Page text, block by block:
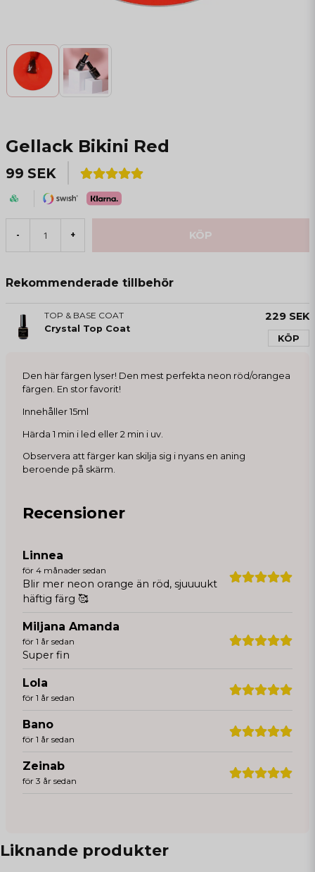
Gellack Bikini Red
99 SEK
- + KÖP
Rekommenderade tillbehör
TOP & BASE COAT
Crystal Top Coat
229 SEK
KÖP
Den här färgen lyser! Den mest perfekta neon röd/orangea
färgen. En stor favorit!
Innehåller 15ml
Härda 1 min i led eller 2 min i uv.
Observera att färger kan skilja sig i nyans en aning
beroende på skärm.
Recensioner
Linnea
för 4 månader sedan
Blir mer neon orange än röd, sjuuuukt
häftig färg 🥰
Miljana Amanda
för 1 år sedan
Super fin
Lola
för 1 år sedan
Bano
för 1 år sedan
Zeinab
för 3 år sedan
Liknande produkter